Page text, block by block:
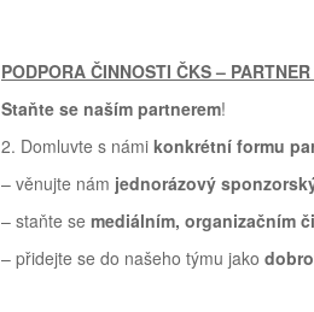
PODPORA ČINNOSTI ČKS –
Staňte se naším partnerem!
2. Domluvte s námi konkrétní formu
– věnujte nám jednorázový
– staňte se mediálním, organizačním
– přidejte se do našeho týmu jako